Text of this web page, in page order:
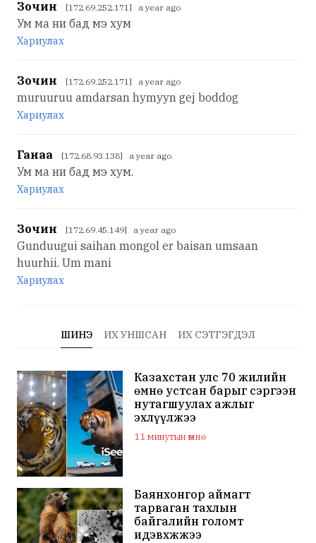
Зочин [172.69.252.171] a year ago
Ум ма ни бад мэ хум
Хариулах
Зочин [172.69.252.171] a year ago
muruuruu amdarsan hymyyn gej boddog
Хариулах
Ганаа [172.68.93.138] a year ago
Ум ма ни бад мэ хум.
Хариулах
Зочин [172.69.45.149] a year ago
Gunduugui saihan mongol er baisan umsaan
huurhii. Um mani
Хариулах
ШИНЭ ИХ УНШСАН ИХ СЭТГЭГДЭЛ
Казахстан улс 70 жилийн
өмнө устсан барыг сэргээн
нутагшуулах ажлыг
эхлүүлжээ
11 минутын өмнө
Баянхонгор аймагт
тарваган тахлын
байгалийн голомт
идэвхжжээ